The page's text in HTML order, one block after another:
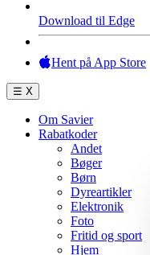
Download til Edge
Hent på App Store
☰ X
Om Savier
Rabatkoder
Andet
Bøger
Børn
Dyreartikler
Elektronik
Foto
Fritid og sport
Hjem